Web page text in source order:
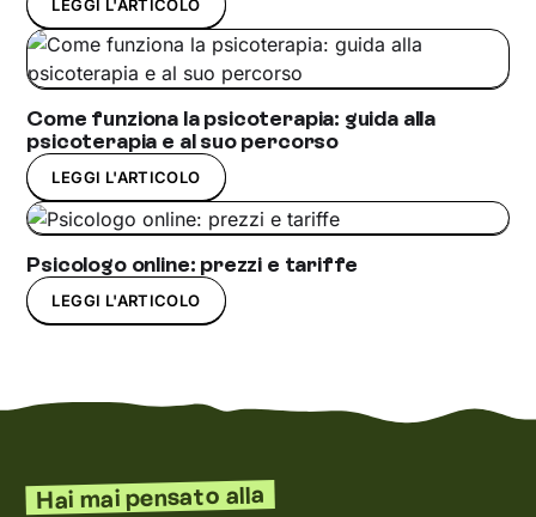
LEGGI L'ARTICOLO
Come funziona la psicoterapia: guida alla
psicoterapia e al suo percorso
LEGGI L'ARTICOLO
Psicologo online: prezzi e tariffe
LEGGI L'ARTICOLO
Hai mai pensato alla